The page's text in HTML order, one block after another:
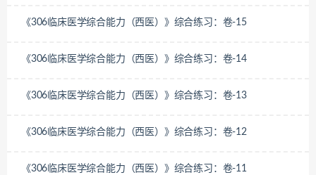
《306临床医学综合能力（西医）》综合练习：卷-15
《306临床医学综合能力（西医）》综合练习：卷-14
《306临床医学综合能力（西医）》综合练习：卷-13
《306临床医学综合能力（西医）》综合练习：卷-12
《306临床医学综合能力（西医）》综合练习：卷-11